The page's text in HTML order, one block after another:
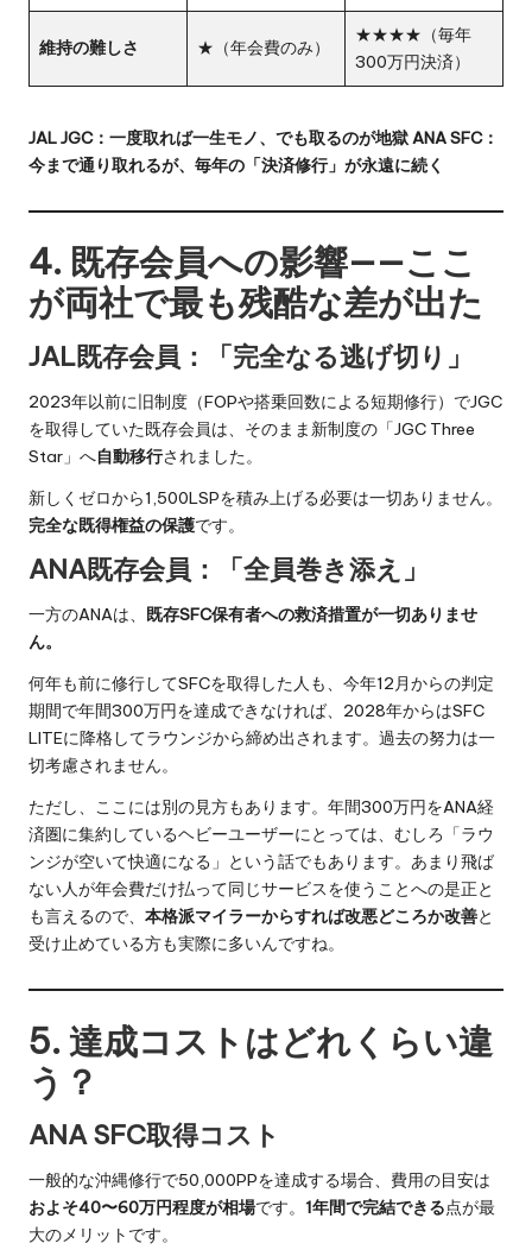
維持の難しさ ★（年会費のみ）
★★★★（毎年
300万円決済）
JAL JGC：一度取れば一生モノ、でも取るのが地獄ANA SFC：
今まで通り取れるが、毎年の「決済修行」が永遠に続く
4. 既存会員への影響——ここ
が両社で最も残酷な差が出た
JAL既存会員：「完全なる逃げ切り」
2023年以前に旧制度（FOPや搭乗回数による短期修行）でJGC
を取得していた既存会員は、そのまま新制度の「JGC Three
Star」へ自動移行されました。
新しくゼロから1,500LSPを積み上げる必要は一切ありません。
完全な既得権益の保護です。
ANA既存会員：「全員巻き添え」
一方のANAは、
既存SFC保有者への救済措置が一切ありませ
ん。
何年も前に修行してSFCを取得した人も、今年12月からの判定
期間で年間300万円を達成できなければ、2028年からはSFC
LITEに降格してラウンジから締め出されます。過去の努力は一
切考慮されません。
ただし、ここには別の見方もあります。年間300万円をANA経
済圏に集約しているヘビーユーザーにとっては、むしろ「ラウ
ンジが空いて快適になる」という話でもあります。あまり飛ば
ない人が年会費だけ払って同じサービスを使うことへの是正と
も言えるので、 本格派マイラーからすれば改悪どころか改善と
受け止めている方も実際に多いんですね。
5. 達成コストはどれくらい違
う？
ANA SFC取得コスト
一般的な沖縄修行で50,000PPを達成する場合、費用の目安は
およそ40〜60万円程度が相場です。 1年間で完結できる点が最
大のメリットです。